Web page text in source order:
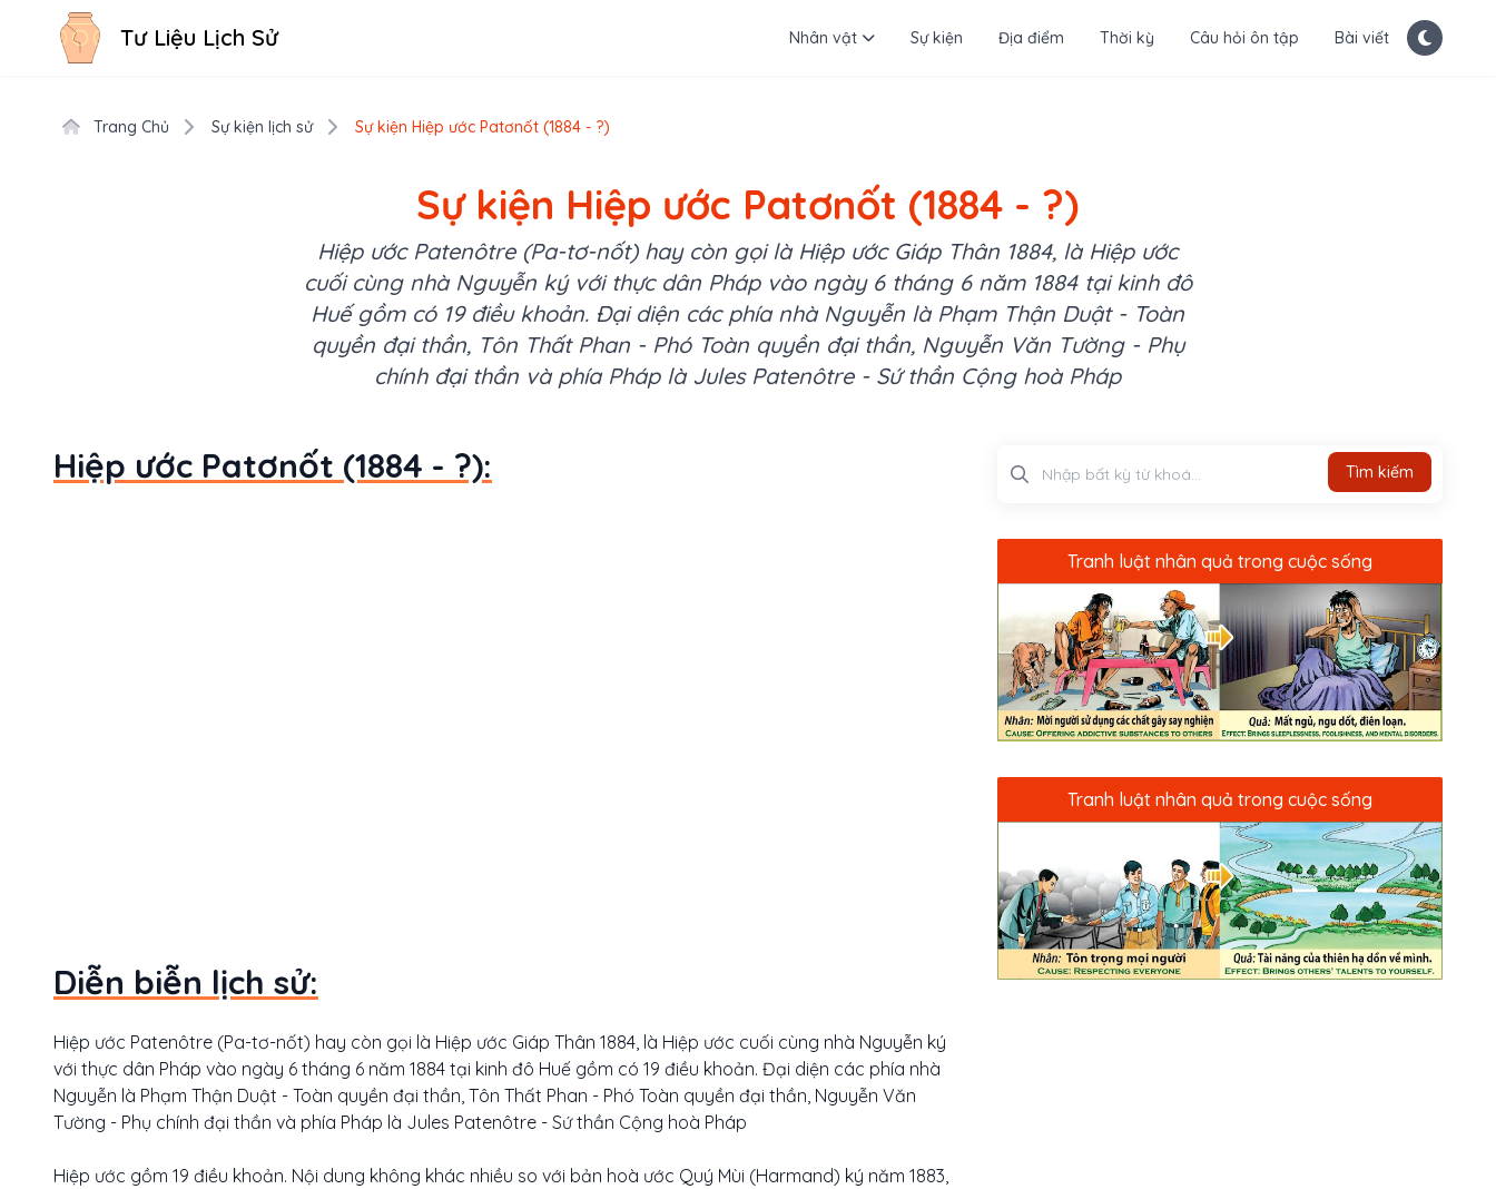
Tư Liệu Lịch Sử Nhân vật Sự kiện Địa điểm Thời kỳ Câu hỏi ôn tập Bài viết
Trang Chủ Sự kiện lịch sử Sự kiện Hiệp ước Patơnốt (1884 - ?)
Sự kiện Hiệp ước Patơnốt (1884 - ?)
Hiệp ước Patenôtre (Pa-tơ-nốt) hay còn gọi là Hiệp ước Giáp Thân 1884, là Hiệp ước
cuối cùng nhà Nguyễn ký với thực dân Pháp vào ngày 6 tháng 6 năm 1884 tại kinh đô
Huế gồm có 19 điều khoản. Đại diện các phía nhà Nguyễn là Phạm Thận Duật - Toàn
quyền đại thần, Tôn Thất Phan - Phó Toàn quyền đại thần, Nguyễn Văn Tường - Phụ
chính đại thần và phía Pháp là Jules Patenôtre - Sứ thần Cộng hoà Pháp
Hiệp ước Patơnốt (1884 - ?):
Diễn biễn lịch sử:
Hiệp ước Patenôtre (Pa-tơ-nốt) hay còn gọi là Hiệp ước Giáp Thân 1884, là Hiệp ước cuối cùng nhà Nguyễn ký
với thực dân Pháp vào ngày 6 tháng 6 năm 1884 tại kinh đô Huế gồm có 19 điều khoản. Đại diện các phía nhà
Nguyễn là Phạm Thận Duật - Toàn quyền đại thần, Tôn Thất Phan - Phó Toàn quyền đại thần, Nguyễn Văn
Tường - Phụ chính đại thần và phía Pháp là Jules Patenôtre - Sứ thần Cộng hoà Pháp
Hiệp ước gồm 19 điều khoản. Nội dung không khác nhiều so với bản hoà ước Quý Mùi (Harmand) ký năm 1883,
Tìm kiếm
Tranh luật nhân quả trong cuộc sống
Tranh luật nhân quả trong cuộc sống